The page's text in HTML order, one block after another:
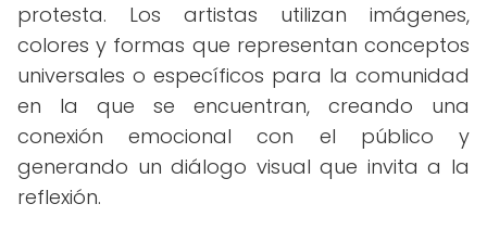
protesta. Los artistas utilizan imágenes,
colores y formas que representan conceptos
universales o específicos para la comunidad
en la que se encuentran, creando una
conexión emocional con el público y
generando un diálogo visual que invita a la
reflexión.